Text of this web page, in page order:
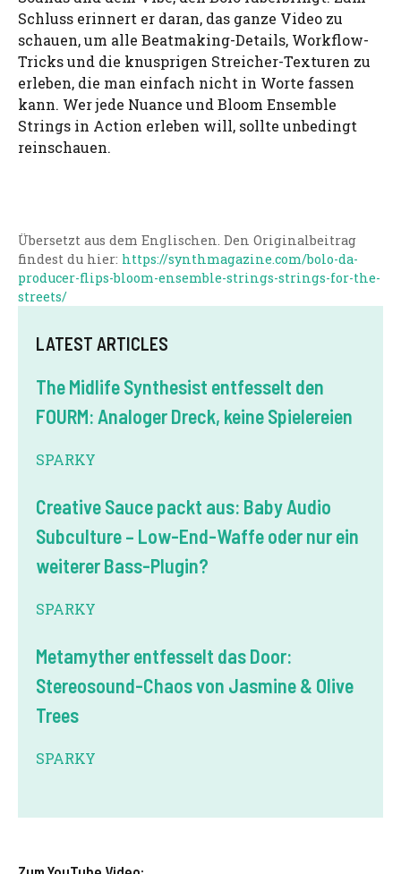
Schluss erinnert er daran, das ganze Video zu
schauen, um alle Beatmaking-Details, Workflow-
Tricks und die knusprigen Streicher-Texturen zu
erleben, die man einfach nicht in Worte fassen
kann. Wer jede Nuance und Bloom Ensemble
Strings in Action erleben will, sollte unbedingt
reinschauen.
Übersetzt aus dem Englischen. Den Originalbeitrag
findest du hier: https://synthmagazine.com/bolo-da-
producer-flips-bloom-ensemble-strings-strings-for-the-
streets/
LATEST ARTICLES
The Midlife Synthesist entfesselt den
FOURM: Analoger Dreck, keine Spielereien
SPARKY
Creative Sauce packt aus: Baby Audio
Subculture – Low-End-Waffe oder nur ein
weiterer Bass-Plugin?
SPARKY
Metamyther entfesselt das Door:
Stereosound-Chaos von Jasmine & Olive
Trees
SPARKY